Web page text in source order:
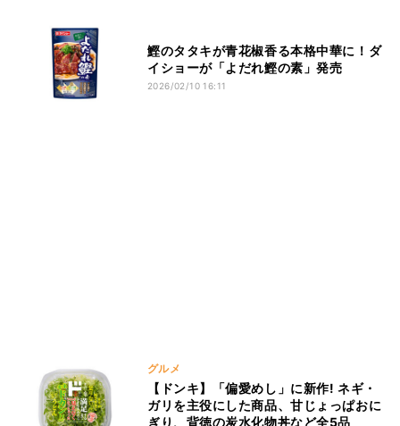
鰹のタタキが青花椒香る本格中華に！ダ
イショーが「よだれ鰹の素」発売
2026/02/10 16:11
グルメ
【ドンキ】「偏愛めし」に新作! ネギ・
ガリを主役にした商品、甘じょっぱおに
ぎり、背徳の炭水化物丼など全5品